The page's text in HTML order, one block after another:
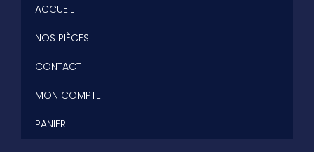
ACCUEIL
NOS PIÈCES
CONTACT
MON COMPTE
PANIER